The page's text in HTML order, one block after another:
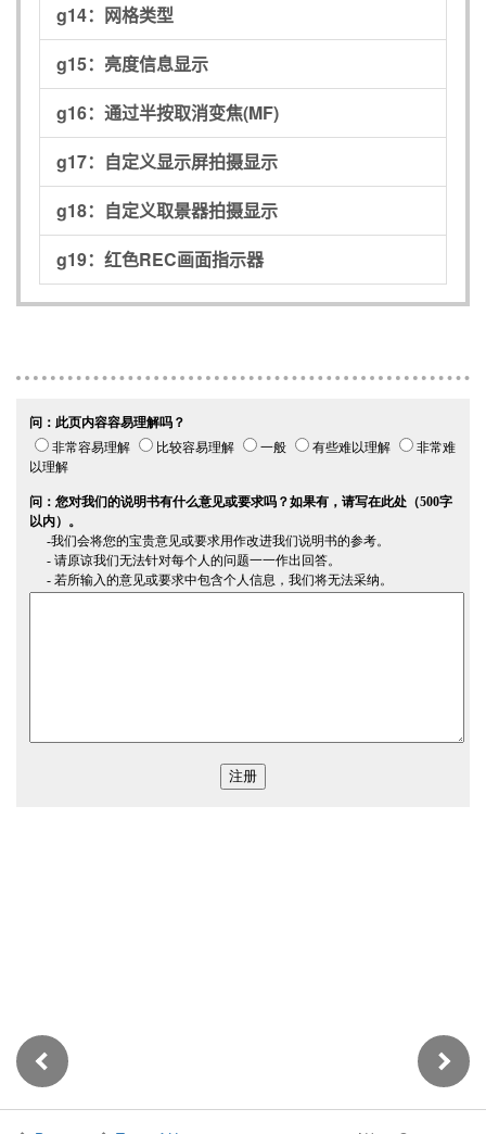
g14： 网格类型
g15： 亮度信息显示
g16： 通过半按取消变焦(MF)
g17： 自定义显示屏拍摄显示
g18： 自定义取景器拍摄显示
g19： 红色REC画面指示器